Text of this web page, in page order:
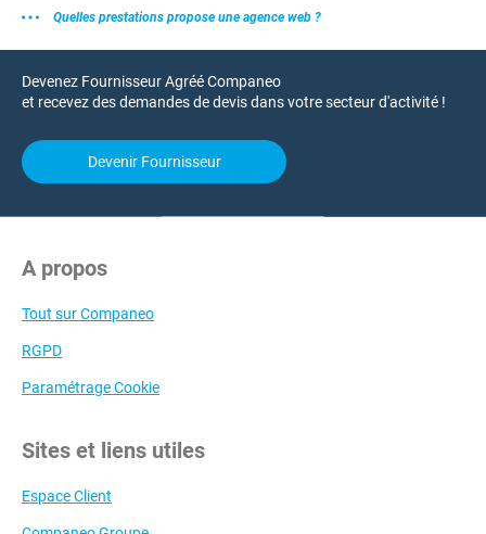
Quelles prestations propose une agence web ?
Devenez Fournisseur Agréé Companeo
et recevez des demandes de devis dans votre secteur d'activité !
Devenir Fournisseur
A propos
Tout sur Companeo
RGPD
Paramétrage Cookie
Sites et liens utiles
Espace Client